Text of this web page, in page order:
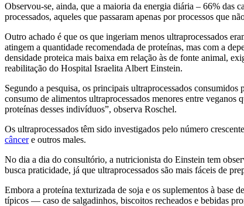
Observou-se, ainda, que a maioria da energia diária – 66% das
processados, aqueles que passaram apenas por processos que
Outro achado é que os que ingeriam menos ultraprocessados
atingem a quantidade recomendada de proteínas, mas com a
densidade proteica mais baixa em relação às de fonte animal,
reabilitação do Hospital Israelita Albert Einstein.
Segundo a pesquisa, os principais ultraprocessados
consumo de alimentos ultraprocessados menores entre
proteínas desses indivíduos”, observa Roschel.
Os ultraprocessados têm sido investigados pelo número
câncere outros males.
No dia a dia do consultório, a nutricionista do Einstein tem
busca praticidade, já que ultraprocessados são mais fáceis de
Embora a proteína texturizada de soja e os suplementos à base
típicos — caso de salgadinhos, biscoitos recheados e bebidas